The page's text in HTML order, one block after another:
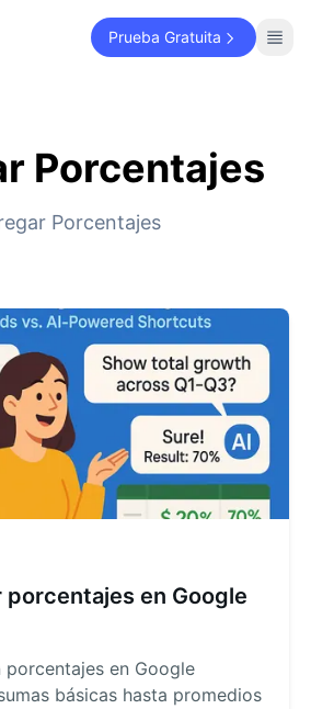
Prueba Gratuita
Porcentajes
Porcentajes
porcentajes en Google
porcentajes en Google
básicas hasta promedios